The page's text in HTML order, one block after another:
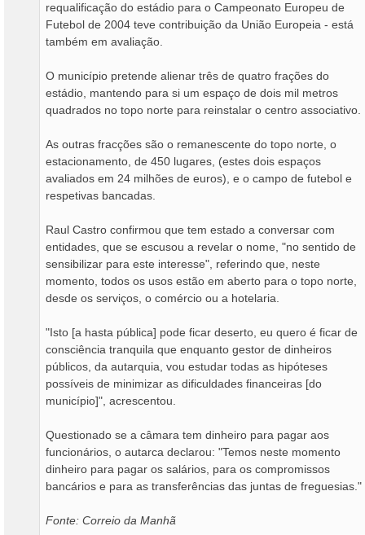
requalificação do estádio para o Campeonato Europeu de
Futebol de 2004 teve contribuição da União Europeia - está
também em avaliação.
O município pretende alienar três de quatro frações do
estádio, mantendo para si um espaço de dois mil metros
quadrados no topo norte para reinstalar o centro associativo.
As outras fracções são o remanescente do topo norte, o
estacionamento, de 450 lugares, (estes dois espaços
avaliados em 24 milhões de euros), e o campo de futebol e
respetivas bancadas.
Raul Castro confirmou que tem estado a conversar com
entidades, que se escusou a revelar o nome, "no sentido de
sensibilizar para este interesse", referindo que, neste
momento, todos os usos estão em aberto para o topo norte,
desde os serviços, o comércio ou a hotelaria.
"Isto [a hasta pública] pode ficar deserto, eu quero é ficar de
consciência tranquila que enquanto gestor de dinheiros
públicos, da autarquia, vou estudar todas as hipóteses
possíveis de minimizar as dificuldades financeiras [do
município]", acrescentou.
Questionado se a câmara tem dinheiro para pagar aos
funcionários, o autarca declarou: "Temos neste momento
dinheiro para pagar os salários, para os compromissos
bancários e para as transferências das juntas de freguesias."
Fonte: Correio da Manhã